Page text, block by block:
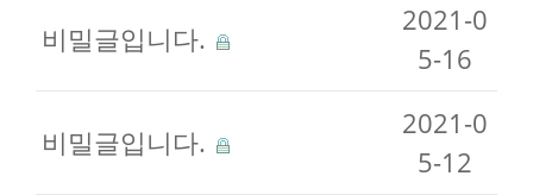
비밀글입니다.
2021-0
5-16
비밀글입니다.
2021-0
5-12